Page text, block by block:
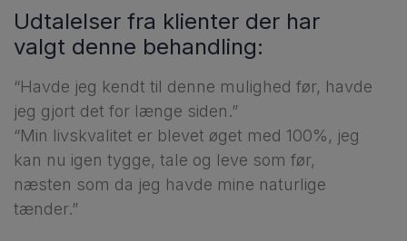
Udtalelser fra klienter der har
valgt denne behandling:
“Havde jeg kendt til denne mulighed før, havde
jeg gjort det for længe siden.”
“Min livskvalitet er blevet øget med 100%, jeg
kan nu igen tygge, tale og leve som før,
næsten som da jeg havde mine naturlige
tænder.”